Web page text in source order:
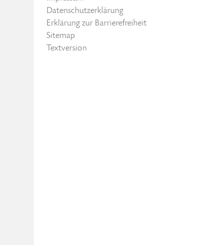
Datenschutzerklärung
Erklärung zur Barrierefreiheit
Sitemap
Textversion